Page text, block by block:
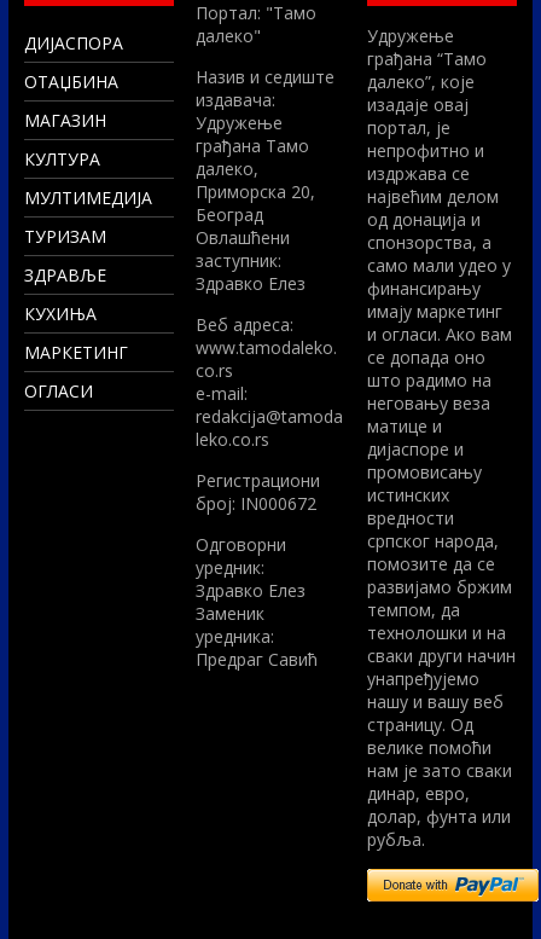
ДИЈАСПОРА
ОТАЏБИНА
МАГАЗИН
КУЛТУРА
МУЛТИМЕДИЈА
ТУРИЗАМ
ЗДРАВЉЕ
КУХИЊА
МАРКЕТИНГ
ОГЛАСИ
Портал: "Тамо
далеко"
Назив и седиште
издавача:
Удружење
грађана Тамо
далеко,
Приморска 20,
Београд
Овлашћени
заступник:
Здравко Елез
Вeб адреса:
www.tamodaleko.
co.rs
e-mail:
redakcija@tamoda
leko.co.rs
Регистрациони
број: IN000672
Одговорни
уредник:
Здравко Елез
Заменик
уредника:
Предраг Савић
Удружење
грађана “Тамо
далеко”, које
изадаје овај
портал, је
непрофитно и
издржава се
највећим делом
од донација и
спонзорства, а
само мали удео у
финансирању
имају маркетинг
и огласи. Ако вам
се допада оно
што радимо на
неговању веза
матице и
дијаспоре и
промовисању
истинских
вредности
српског народа,
помозите да се
развијамо бржим
темпом, да
технолошки и на
сваки други начин
унапређујемо
нашу и вашу веб
страницу. Од
велике помоћи
нам је зато сваки
динар, евро,
долар, фунта или
рубља.